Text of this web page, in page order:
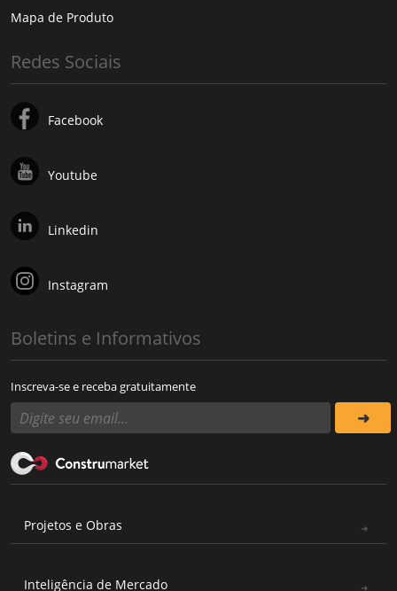
Mapa de Produto
Redes Sociais
Facebook
Youtube
Linkedin
Instagram
Boletins e Informativos
Inscreva-se e receba gratuitamente
Projetos e Obras
Inteligência de Mercado